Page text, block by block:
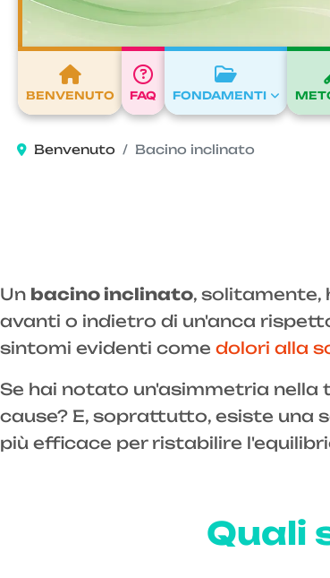
BENVENUTO FAQ FONDAMENTI
Benvenuto Bacino inclinato
Un bacino inclinato, solitamente,
avanti o indietro di un'anca
sintomi evidenti come dolori alla
Se hai notato un'asimmetria
cause? E, soprattutto, esiste una
più efficace per ristabilire
Quali